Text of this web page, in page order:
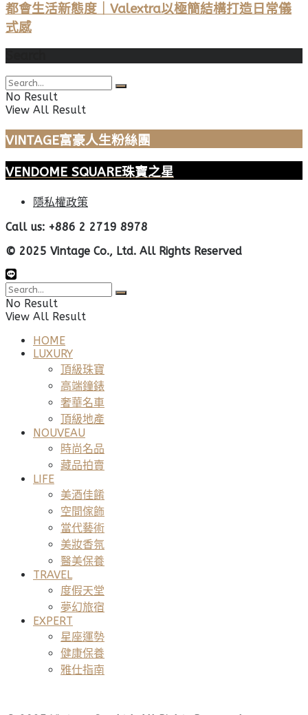
都會生活新態度｜Valextra以極簡結構打造日常儀
式感
No Result
View All Result
VINTAGE富豪人生粉絲團
VENDOME SQUARE珠寶之星
隱私權政策
Call us: +886 2 2719 8978
© 2025 Vintage Co., Ltd. All Rights Reserved
No Result
View All Result
HOME
LUXURY
頂級珠寶
高端鐘錶
奢華名車
頂級地產
NOUVEAU
時尚名品
藏品拍賣
LIFE
美酒佳餚
空間傢飾
當代藝術
美妝香氛
醫美保養
TRAVEL
度假天堂
夢幻旅宿
EXPERT
星座運勢
健康保養
雅仕指南